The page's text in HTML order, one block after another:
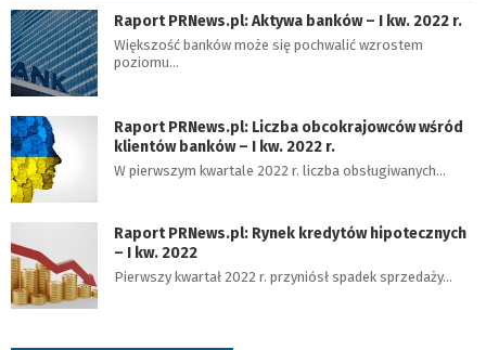
Raport PRNews.pl: Aktywa banków – I kw. 2022 r.
Większość banków może się pochwalić wzrostem
poziomu…
Raport PRNews.pl: Liczba obcokrajowców wśród
klientów banków – I kw. 2022 r.
W pierwszym kwartale 2022 r. liczba obsługiwanych…
Raport PRNews.pl: Rynek kredytów hipotecznych
– I kw. 2022
Pierwszy kwartał 2022 r. przyniósł spadek sprzedaży…